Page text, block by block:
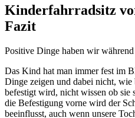
Kinderfahrradsitz
Fazit
Positive Dinge haben wir
Das Kind hat man immer fest im
Dinge zeigen und dabei nicht, wie
befestigt wird, nicht wissen ob sie
die Befestigung vorne wird der
beeinflusst, auch wenn unsere